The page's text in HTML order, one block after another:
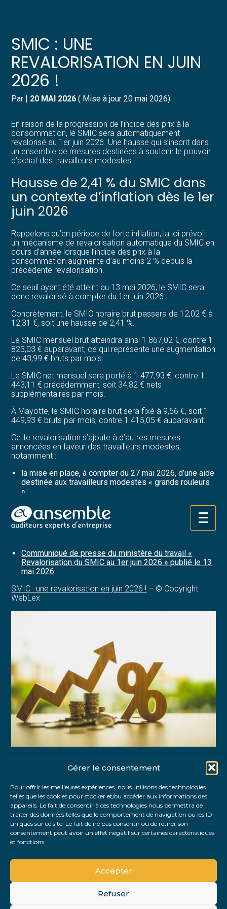
Gérer le consentement
Pour offrir les meilleures expériences, nous utilisons des technologies
telles que les cookies pour stocker et/ou accéder aux informations des
appareils. Le fait de consentir à ces technologies nous permettra de
traiter des données telles que le comportement de navigation ou les ID
uniques sur ce site. Le fait de ne pas consentir ou de retirer son
consentement peut avoir un effet négatif sur certaines caractéristiques
et fonctions.
Accepter
Refuser
Aller
au
Gérer votre quotidien
Piloter votre entreprise
Développer votre entreprise
Construire votre patrimoine
Structurer votre croissance
Être prêt pour la facturation
électronique
Suivre votre comptabilité
Gérer vos ressources humaines
Dématérialiser vos documents
SMIC : UNE
REVALORISATION EN JUIN
2026 !
Par | 20 MAI 2026 ( Mise à jour 20 mai 2026)
En raison de la progression de l’indice des prix à la
consommation, le SMIC sera automatiquement
revalorisé au 1er juin 2026. Une hausse qui s’inscrit dans
un ensemble de mesures destinées à soutenir le pouvoir
d’achat des travailleurs modestes.
Hausse de 2,41 % du SMIC dans
un contexte d’inflation dès le 1er
juin 2026
Rappelons qu’en période de forte inflation, la loi prévoit
un mécanisme de revalorisation automatique du SMIC en
cours d’année lorsque l’indice des prix à la
consommation augmente d’au moins 2 % depuis la
précédente revalorisation.
Ce seuil ayant été atteint au 13 mai 2026, le SMIC sera
donc revalorisé à compter du 1er juin 2026.
Concrètement, le SMIC horaire brut passera de 12,02 € à
12,31 €, soit une hausse de 2,41 %.
Le SMIC mensuel brut atteindra ainsi 1 867,02 €, contre 1
823,03 € auparavant, ce qui représente une augmentation
de 43,99 € bruts par mois.
Le SMIC net mensuel sera porté à 1 477,93 €, contre 1
443,11 € précédemment, soit 34,82 € nets
supplémentaires par mois.
À Mayotte, le SMIC horaire brut sera fixé à 9,56 €, soit 1
449,93 € bruts par mois, contre 1 415,05 € auparavant.
Cette revalorisation s’ajoute à d’autres mesures
annoncées en faveur des travailleurs modestes,
notamment :
la mise en place, à compter du 27 mai 2026, d’une aide
destinée aux travailleurs modestes « grands rouleurs
» ;
juillet 2026, à hauteur de 50 € par mois en moyenne
pour 3 millions de foyers modestes.
Communiqué de presse du ministère du travail «
Revalorisation du SMIC au 1er juin 2026 » publié le 13
mai 2026
SMIC : une revalorisation en juin 2026 ! – © Copyright
WebLex
FaceBook
TwitterLinkedIn